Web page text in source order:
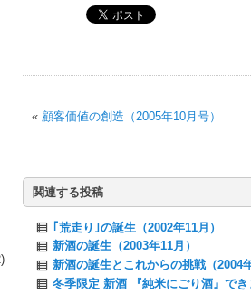
« 顧客価値の創造（2005年10月号）
関連する投稿
｢荒走り｣の誕生（2002年11月）
新酒の誕生（2003年11月）
新酒の誕生とこれからの挑戦（2004
冬季限定 新酒 『純米にごり酒』でき